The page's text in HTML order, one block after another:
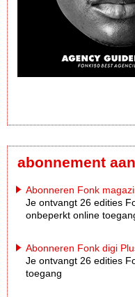
abonnement
Abonneren Fonk
Je ontvangt 26 edities
onbeperkt online
Abonneren Fonk digi
Je ontvangt 26 edities
toegang